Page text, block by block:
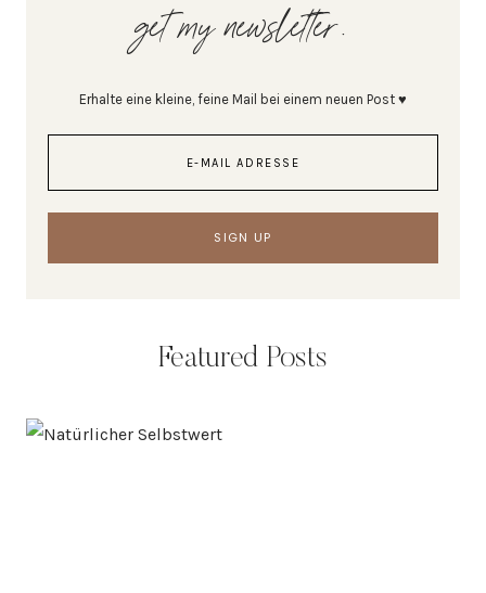
get my newsletter.
Erhalte eine kleine, feine Mail bei einem neuen Post ♥
Featured Posts